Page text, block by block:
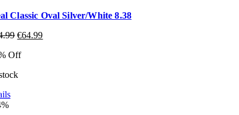
Classic Oval Silver/White 8.38
€64.99
Off